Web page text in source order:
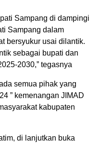
Sampang di dampingi
Sampang dalam
bersyukur usai dilantik.
sebagai bupati dan
2030,” tegasnya
semua pihak yang
” kemenangan JIMAD
kabupaten
di lanjutkan buka